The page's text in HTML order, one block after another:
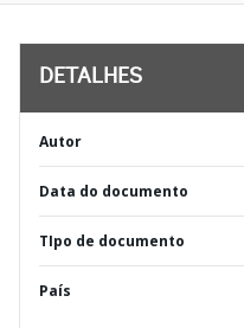
DETALHES
Autor
Data do documento
TIpo de documento
País